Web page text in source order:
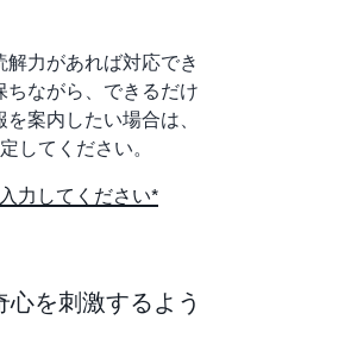
力があれば対応でき
ながら、できるだけ
案内したい場合は、
してください。
力してください*
を刺激するよう